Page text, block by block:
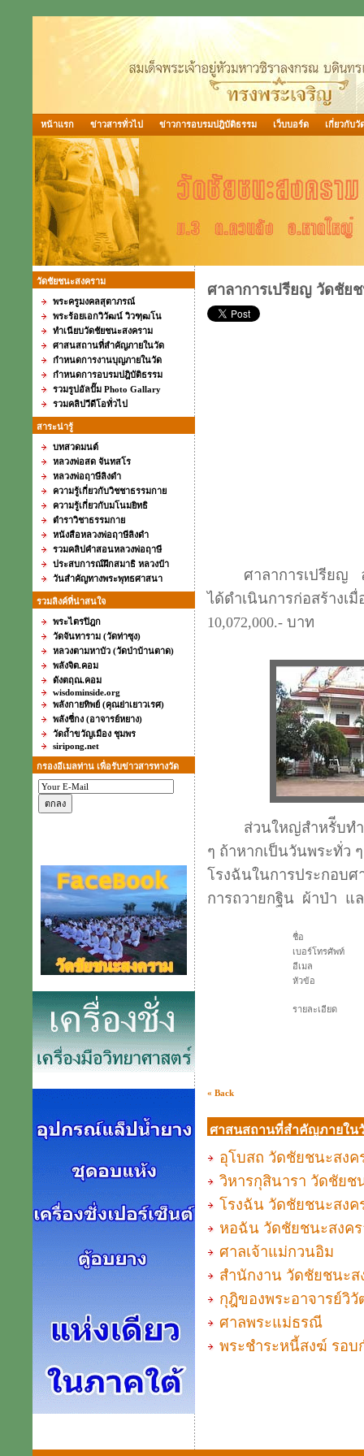
หน้าแรก ข่าวสารทั่วไป ข่าวการอบรมปฎิบัติธรรม เว็บบอร์ด เกี่ยวกับวั
วัดชัยชนะสงคราม
พระครูมงคลสุตาภรณ์
พระร้อยเอกวิวัฒน์ วิวฑฺฒโน
ทำเนียบวัดชัยชนะสงคราม
ศาสนสถานที่สำคัญภายในวัด
กำหนดการงานบุญภายในวัด
กำหนดการอบรมปฎิบัติธรรม
รวมรูปอัลปั๊ม Photo Gallary
รวมคลิปวีดีโอทั่วไป
สาระน่ารู้
บทสวดมนต์
หลวงพ่อสด จันทสโร
หลวงพ่อฤาษีลิงดำ
ความรู้เกี่ยวกับวิชชาธรรมกาย
ความรู้เกี่ยวกับมโนมยิทธิ
ตำราวิชาธรรมกาย
หนังสือหลวงพ่อฤาษีลิงดำ
รวมคลิปคำสอนหลวงพ่อฤาษี
ประสบการณ์ฝึกสมาธิ หลวงป๋า
วันสำคัญทางพระพุทธศาสนา
รวมลิงค์ที่น่าสนใจ
พระไตรปิฎก
วัดจันทาราม (วัดท่าซุง)
หลวงตามหาบัว (วัดป่าบ้านตาด)
พลังจิต.คอม
ดังตฤณ.คอม
wisdominside.org
พลังกายทิพย์ (คุณย่าเยาวเรศ)
พลังชี่กง (อาจารย์หยาง)
วัดถ้ำขวัญเมือง ชุมพร
siripong.net
กรองอีเมลท่าน เพื่อรับข่าวสารทางวัด
ศาลาการเปรียญ วัดชัย
ศาลาการเปรียญ ลัก
ได้ดำเนินการก่อสร้างเ
10,072,000.- บาท
ส่วนใหญ่สำหรัีบทำใ
ๆ ถ้าหากเป็นวันพระทั่ว
โรงฉันในการประกอบ
การถวายกฐิน ผ้าป่า แ
ชื่อ
เบอร์โทรศัพท์
อีเมล
หัวข้อ
รายละเอียด
« Back
ศาสนสถานที่สำคัญภายใน
อุโบสถ วัดชัยชนะสงค
วิหารกุสินารา วัดชัยช
โรงฉัน วัดชัยชนะสงค
หอฉัน วัดชัยชนะสงค
ศาลเจ้าแม่กวนอิม
สำนักงาน วัดชัยชนะ
กุฎิของพระอาจารย์วิ
ศาลพระแม่ธรณี
พระชำระหนี้สงฆ์ รอบ